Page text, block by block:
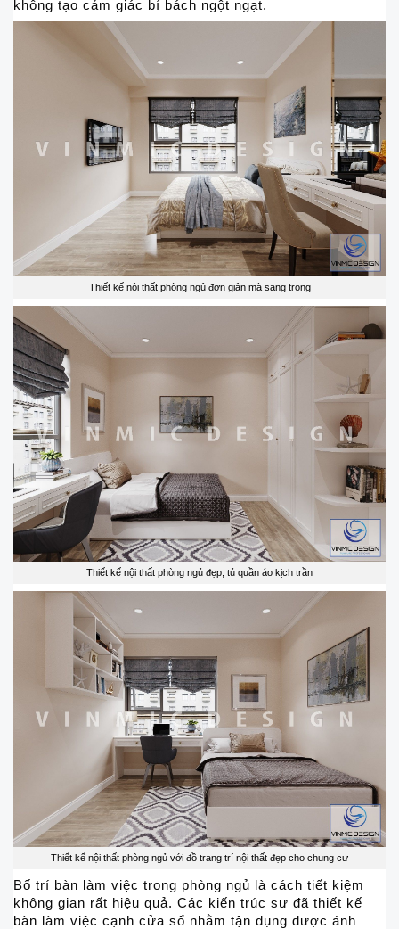
không tạo cảm giác bí bách ngột ngạt.
Thiết kế nội thất phòng ngủ đơn giản mà sang trọng
Thiết kế nội thất phòng ngủ đẹp, tủ quần áo kịch trần
Thiết kế nội thất phòng ngủ với đồ trang trí nội thất đẹp cho chung cư
Bố trí bàn làm việc trong phòng ngủ là cách tiết kiệm
không gian rất hiệu quả. Các kiến trúc sư đã thiết kế
bàn làm việc cạnh cửa sổ nhằm tận dụng được ánh